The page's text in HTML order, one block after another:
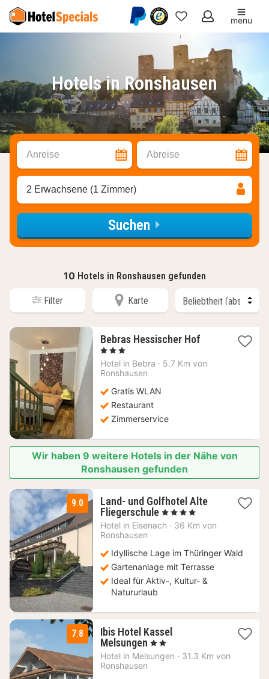
Meine
Favoriten
menu
Hotels in Ronshausen
Anreise Abreise
2 Erwachsene (1 Zimmer)
Suchen
10 Hotels in Ronshausen gefunden
Filter Karte
Bebras Hessischer Hof1
ab
, 3 Sterne
Hotel in Bebra · 5.7 Km von
Ronshausen
Gratis WLAN
Restaurant
Zimmerservice
Wir haben 9 weitere Hotels in der Nähe von
Ronshausen gefunden
9.0
Land- und Golfhotel Alte
Fliegerschule 1
Nacht
€
, 4 Sterne
Hotel in Eisenach · 36 Km von
Ronshausen
Idyllische Lage im Thüringer Wald
Gartenanlage mit Terrasse
Ideal für Aktiv-, Kultur- &
Natururlaub
7.8
Ibis Hotel Kassel
Melsungen 1
Nacht
, 2 Sterne
Hotel in Melsungen · 31.3 Km von
Ronshausen